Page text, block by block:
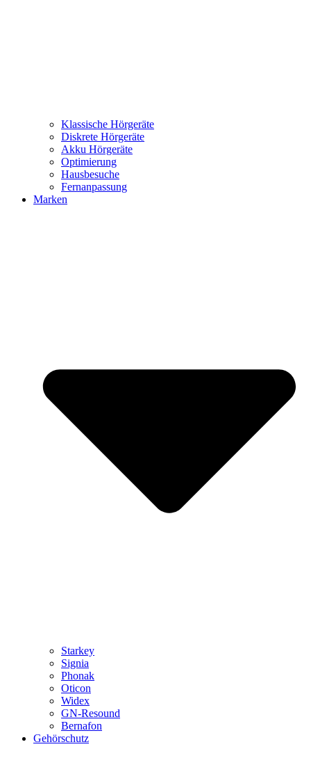
Klassische Hörgeräte
Diskrete Hörgeräte
Akku Hörgeräte
Optimierung
Hausbesuche
Fernanpassung
Marken
Starkey
Signia
Phonak
Oticon
Widex
GN-Resound
Bernafon
Gehörschutz